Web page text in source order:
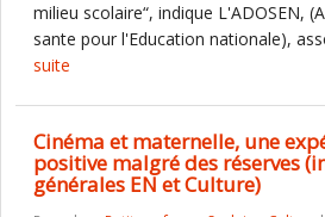
milieu scolaire“, indique L'ADOSEN,
sante pour l'Education nationale),
suite
Cinéma et maternelle, une
positive malgré des réserves
générales EN et Culture)